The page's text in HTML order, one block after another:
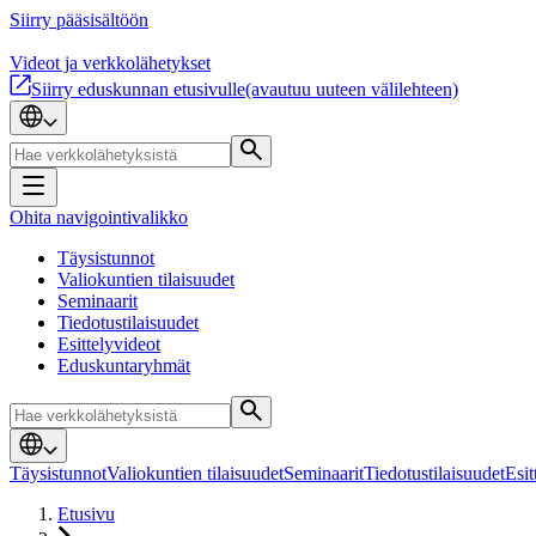
Siirry pääsisältöön
Videot ja verkkolähetykset
Siirry eduskunnan etusivulle(avautuu uuteen välilehteen)
Ohita navigointivalikko
Täysistunnot
Valiokuntien tilaisuudet
Seminaarit
Tiedotustilaisuudet
Esittelyvideot
Eduskuntaryhmät
TäysistunnotValiokuntien tilaisuudetSeminaaritTiedotustilaisuudet
Etusivu